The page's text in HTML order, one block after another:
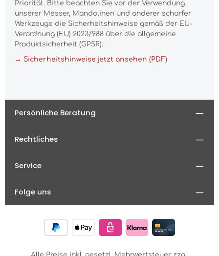
Priorität. Bitte beachten Sie vor der Verwendung
unserer Messer, Mandolinen und anderer scharfer
Werkzeuge die Sicherheitshinweise gemäß der EU-
Verordnung (EU) 2023/988 über die allgemeine
Produktsicherheit (GPSR).
→ Sicherheitshinweise jetzt ansehen (PDF)
Persönliche Beratung
Rechtliches
Service
Folge uns